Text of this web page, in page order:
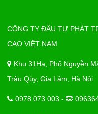
CÔNG TY ĐẦU TƯ PHÁT
CAO VIỆT NAM
Khu 31Ha, Phố Nguyễn
Trâu Qùy, Gia Lâm, Hà Nội
0978 073 003 -